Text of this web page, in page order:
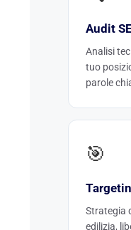
Audit
Analisi
tuo
parole
🎯
Strategia
edilizia,